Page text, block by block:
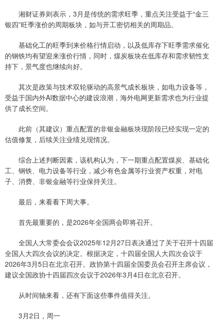
湘财证券则表示，3月是传统的需求旺季，重点关注受益于“金三
银四”旺季涨价的周期板块，如与开工密切相关的周期品。
基础化工的旺季到来价格行情启动，以及低库存下旺季需求催化
的钢铁均有望迎来涨价行情，同时，煤炭板块在低库存和需求韧性支
持下，景气度也继续向好。
其次是政策与技术双轮驱动的高景气成长板块，如电力设备等，
受益于国内外AI数据中心的建设浪潮，海外电网更新需求也为行业提
供了成长空间。
此前（其建议）重点配置的非银金融板块现阶段已经实现一定的
估值修复，后续关注业绩兑现情况。
综合上述判断因素，该机构认为，下一期重点配置煤炭、基础化
工、钢铁、电力设备等行业，减少有色金属等行业资产权重，对电
子、消费、非银金融等行业保持关注。
最后，来看看下周大事。
首先最重要的，是2026年全国两会即将召开。
全国人大常委会会议2025年12月27日表决通过了关于召开十四届
全国人大四次会议的决定。根据决定，十四届全国人大四次会议于
2026年3月5日在北京召开。政协第十四届全国委员会召开主席会议，
建议全国政协十四届四次会议于2026年3月4日在北京召开。
从时间轴来看，还有下面这些事件值得关注。
3月2日，周一